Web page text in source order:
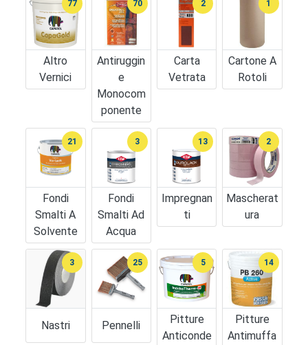
Altro
Vernici
77
Antiruggin
E
Monocom
Ponente
70
Carta
Vetrata
2
Cartone A
Rotoli
1
Fondi
Smalti A
Solvente
21
Fondi
Smalti Ad
Acqua
3
Impregnan
Ti
13
Mascherat
Ura
2
Nastri
3
Pennelli
25
Pitture
Anticonde
5
Pitture
Antimuffa
14